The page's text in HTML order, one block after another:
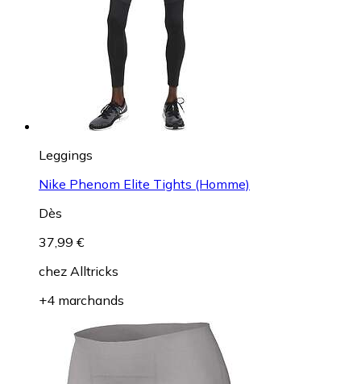
Leggings
Nike Phenom Elite Tights (Homme)
Dès
37,99 €
chez Alltricks
+4 marchands